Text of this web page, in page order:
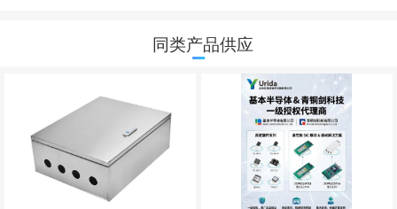
同类产品供应